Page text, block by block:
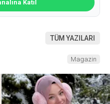
Katıl
TÜM YAZILARI
Magazin